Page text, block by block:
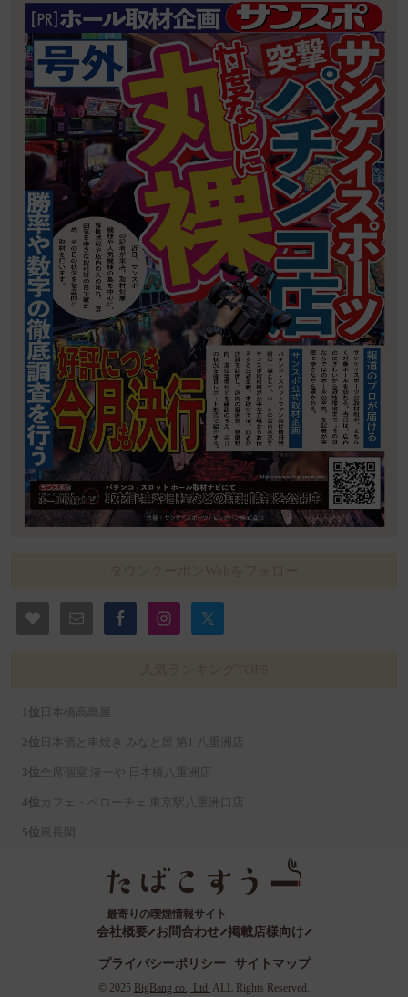
日本橋高島屋
日本酒と串焼き みなと屋 第1 八重洲店
全席個室 湊一や 日本橋八重洲店
カフェ・ベローチェ 東京駅八重洲口店
風長閑
最寄りの喫煙情報サイト
会社概要 お問合わせ 掲載店様向け
プライバシーポリシー サイトマップ
©️ 2025 BigBang co., Ltd. ALL Rights Reserved.